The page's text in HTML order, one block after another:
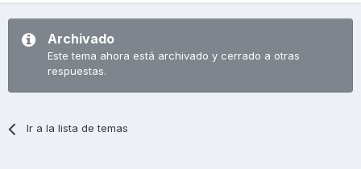
Archivado
Este tema ahora está archivado y cerrado a otras
respuestas.
Ir a la lista de temas